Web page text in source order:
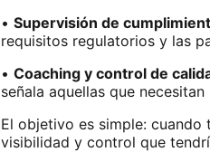
• Supervisión de
requisitos regulatorios y las
• Coaching y control de
señala aquellas que
El objetivo es simple:
visibilidad y control que